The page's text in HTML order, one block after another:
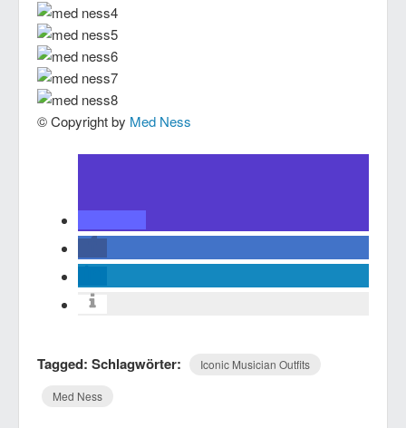
© Copyright by Med Ness
Tagged: Schlagwörter: Iconic Musician Outfits
Med Ness